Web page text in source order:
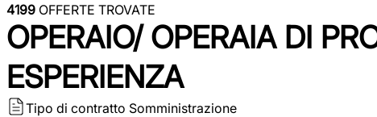
4199 OFFERTE TROVATE
OPERAIO/ OPERAIA DI
ESPERIENZA
Tipo di contratto Somministrazione